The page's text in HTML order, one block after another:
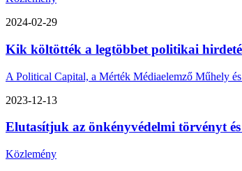
2024-02-29
Kik költötték a legtöbbet politikai
A Political Capital, a Mérték Médiaelemző Műhely
2023-12-13
Elutasítjuk az önkényvédelmi törvényt
Közlemény